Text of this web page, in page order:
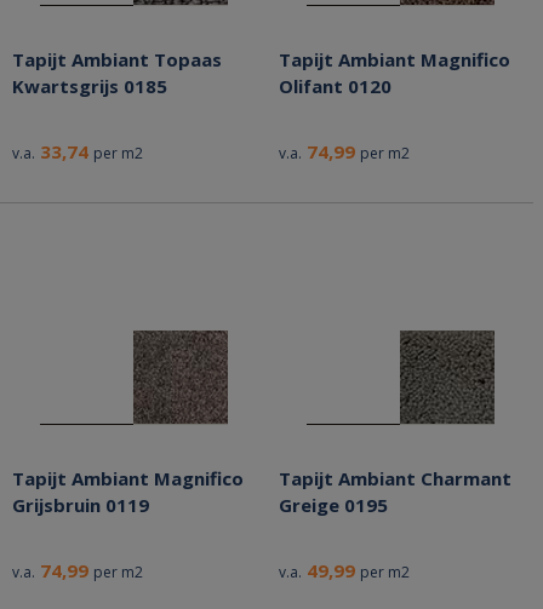
Tapijt Ambiant Topaas
Kwartsgrijs 0185
v.a. 33,74 per m2
Tapijt Ambiant Magnifico
Olifant 0120
v.a. 74,99 per m2
Tapijt Ambiant Magnifico
Grijsbruin 0119
v.a. 74,99 per m2
Tapijt Ambiant Charmant
Greige 0195
v.a. 49,99 per m2